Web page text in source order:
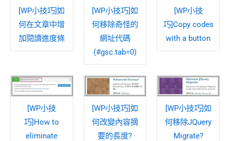
[WP小技巧]如
何在文章中增
加閱讀進度條
[WP小技巧]如
何移除奇怪的
網址代碼
(#gsc.tab=0)
[WP小技
巧]Copy codes
with a button
[WP小技
巧]How to
eliminate
[WP小技巧]如
何改變內容摘
要的長度?
[WP小技巧]如
何移除JQuery
Migrate?